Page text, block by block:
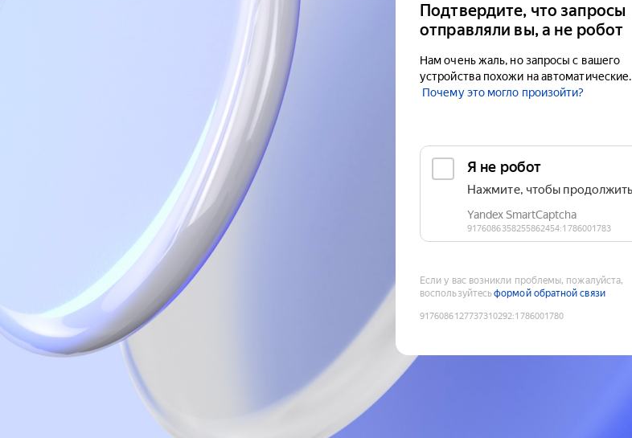
Подтвердите, что запросы
отправляли вы, а не робот
Нам очень жаль, но запросы с вашего
устройства похожи на автоматические.
Почему это могло произойти?
Если у вас возникли проблемы, пожалуйста,
воспользуйтесьформой обратной связи
9176086127737310292:1786001780